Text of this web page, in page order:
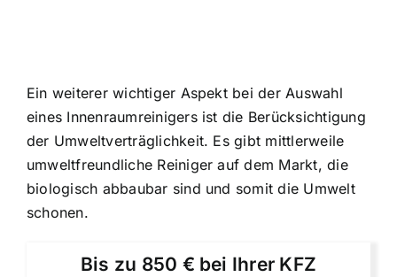
Ein weiterer wichtiger Aspekt bei der Auswahl
eines Innenraumreinigers ist die Berücksichtigung
der Umweltverträglichkeit. Es gibt mittlerweile
umweltfreundliche Reiniger auf dem Markt, die
biologisch abbaubar sind und somit die Umwelt
schonen.
Bis zu 850 € bei Ihrer KFZ